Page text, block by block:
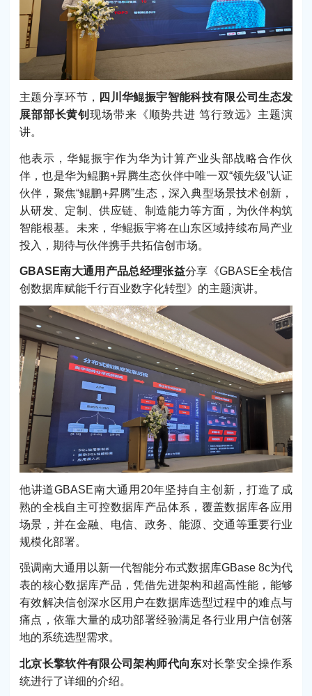
主题分享环节， 四川华鲲振宇智能科技有限公司生态发
展部部长黄钊现场带来《顺势共进 笃行致远》主题演
讲。
他表示，华鲲振宇作为华为计算产业头部战略合作伙
伴，也是华为鲲鹏+昇腾生态伙伴中唯一双“领先级”认证
伙伴，聚焦“鲲鹏+昇腾”生态，深入典型场景技术创新，
从研发、定制、供应链、制造能力等方面，为伙伴构筑
智能根基。未来，华鲲振宇将在山东区域持续布局产业
投入，期待与伙伴携手共拓信创市场。
GBASE南大通用产品总经理张益分享《GBASE全栈信
创数据库赋能千行百业数字化转型》的主题演讲。
他讲道GBASE南大通用20年坚持自主创新，打造了成
熟的全栈自主可控数据库产品体系，覆盖数据库各应用
场景，并在金融、电信、政务、能源、交通等重要行业
规模化部署。
强调南大通用以新一代智能分布式数据库GBase 8c为代
表的核心数据库产品，凭借先进架构和超高性能，能够
有效解决信创深水区用户在数据库选型过程中的难点与
痛点，依靠大量的成功部署经验满足各行业用户信创落
地的系统选型需求。
北京长擎软件有限公司架构师代向东对长擎安全操作系
统进行了详细的介绍。